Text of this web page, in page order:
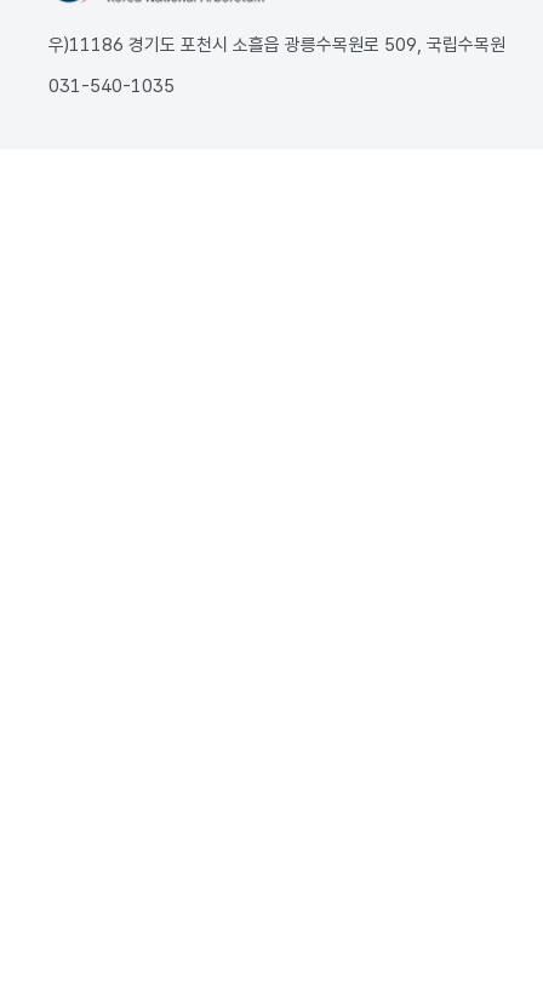
우)11186 경기도 포천시 소흘읍 광릉수목원로 509, 국립수목원
031-540-1035